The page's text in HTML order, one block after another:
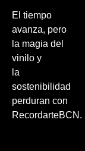
El tiempo
avanza, pero
la magia del
vinilo y
la
sostenibilidad
perduran con
RecordarteBCN.